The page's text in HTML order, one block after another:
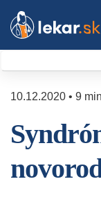
10.12.2020 • 9